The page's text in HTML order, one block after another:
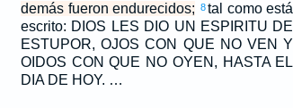
demás fueron endurecidos; 8tal como está
escrito: DIOS LES DIO UN ESPIRITU DE
ESTUPOR, OJOS CON QUE NO VEN Y
OIDOS CON QUE NO OYEN, HASTA EL
DIA DE HOY. …